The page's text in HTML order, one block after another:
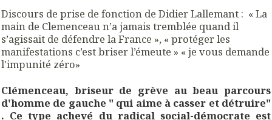
Discours de prise de fonction de Didier Lallemant : « La
main de Clemenceau n’a jamais tremblée quand il
s’agissait de défendre la France », « protéger les
manifestations c’est briser l’émeute » « je vous demande
l'impunité zéro»
Clémenceau, briseur de grève au beau parcours
d'homme de gauche " qui aime à casser et détruire"
. Ce type achevé du radical social-démocrate est